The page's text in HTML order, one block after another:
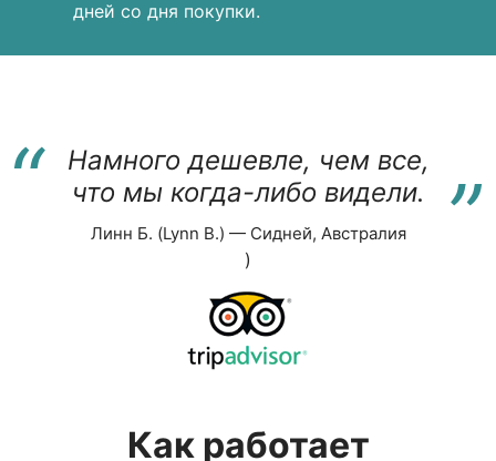
“
Намного дешевле, чем все,
что мы когда-либо видели.
“
Линн Б. (Lynn B.) — Сидней, Австралия
)
дней со дня покупки.
Как работает